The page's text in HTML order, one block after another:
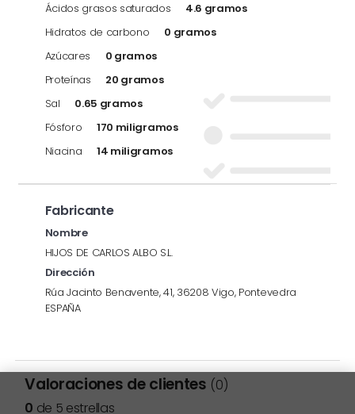
Ácidos grasos saturados
4.6 gramos
Hidratos de carbono
0 gramos
Azúcares
0 gramos
Proteínas
20 gramos
Sal
0.65 gramos
Fósforo
170 miligramos
Niacina
14 miligramos
Fabricante
Nombre
HIJOS DE CARLOS ALBO S.L.
Dirección
Rúa Jacinto Benavente, 41, 36208 Vigo, Pontevedra
ESPAÑA
Valoraciones de clientes (0)
0 de 5 estrellas